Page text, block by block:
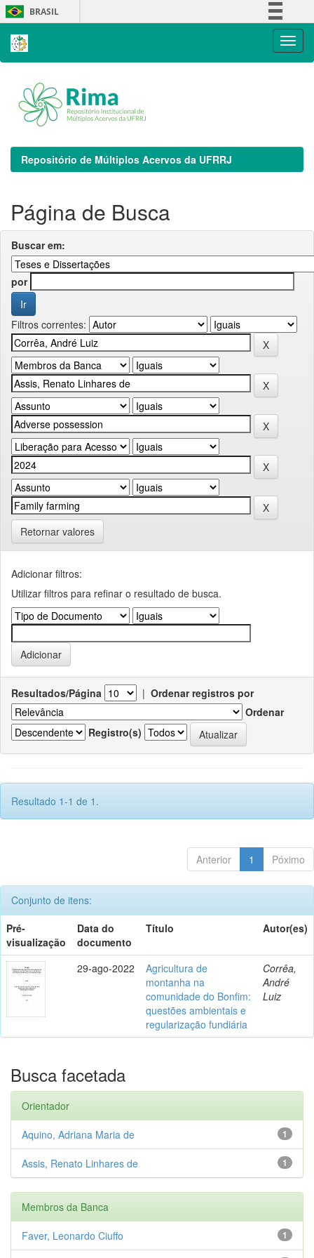
Skip
navigation
BRASIL
Repositório de Múltiplos Acervos da UFRRJ
Página de Busca
Buscar em:
por
Filtros correntes:
Retornar valores
Adicionar filtros:
Utilizar filtros para refinar o resultado de busca.
Resultados/Página | Ordenar registros por
Ordenar
Registro(s)
Resultado 1-1 de 1.
Anterior 1 Póximo
Conjunto de itens:
Pré-
visualização
Data do
documento
Título Autor(es)
29-ago-2022
Agricultura de
montanha na
comunidade do Bonfim:
questões ambientais e
regularização fundiária
Corrêa,
André
Luiz
Busca facetada
Orientador
1
Aquino, Adriana Maria de
1
Assis, Renato Linhares de
Membros da Banca
1
Faver, Leonardo Ciuffo